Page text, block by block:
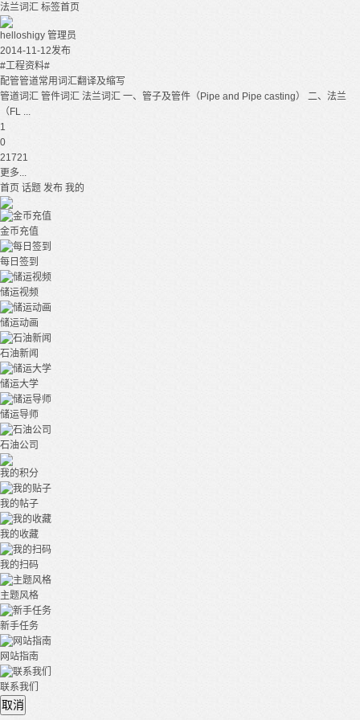
法兰词汇 标签首页
helloshigy 管理员
2014-11-12发布
#工程资料#
配管管道常用词汇翻译及缩写
管道词汇 管件词汇 法兰词汇 一、管子及管件（Pipe and Pipe casting） 二、法兰
（FL ...
1
0
21721
更多...
首页 话题 发布 我的
金币充值
每日签到
储运视频
储运动画
石油新闻
储运大学
储运导师
石油公司
我的积分
我的帖子
我的收藏
我的扫码
主题风格
新手任务
网站指南
联系我们
取消